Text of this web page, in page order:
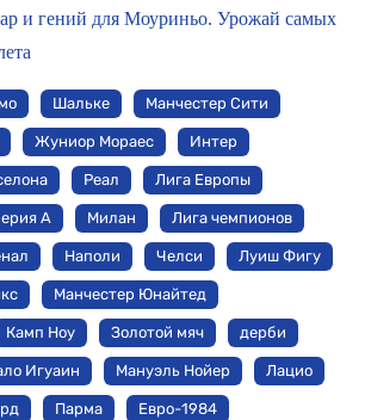
и гений для Моуриньо. Урожай самых
Шальке Манчестер Сити
Жуниор Мораес Интер
Реал Лига Европы
А Милан Лига чемпионов
Наполи Челси Луиш Фигу
Манчестер Юнайтед
Камп Ноу Золотой мяч дерби
Игуаин Мануэль Нойер Лацио
Парма Евро-1984